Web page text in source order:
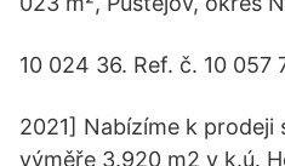
10 024 36. Ref. č. 10 057
2021] Nabízíme k prodeji
výměře 3.920 m2 v k.ú.